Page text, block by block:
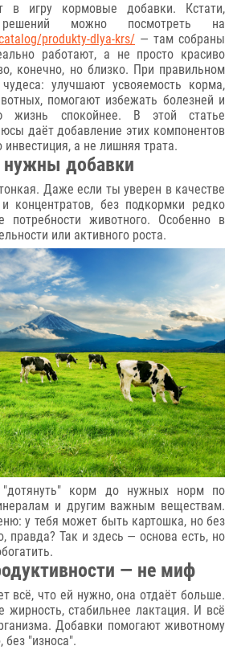
в игру кормовые добавки. Кстати,
можно посмотреть на
produkty-dlya-krs/ — там собраны
работают, а не просто красиво
конечно, но близко. При правильном
улучшают усвояемость корма,
помогают избежать болезней и
жизнь спокойнее. В этой статье
даёт добавление этих компонентов
инвестиция, а не лишняя трата.
добавки
Даже если ты уверен в качестве
концентратов, без подкормки редко
потребности животного. Особенно в
или активного роста.
"дотянуть" корм до нужных норм по
и другим важным веществам.
у тебя может быть картошка, но без
правда? Так и здесь — основа есть, но
— не миф
всё, что ей нужно, она отдаёт больше.
стабильнее лактация. И всё
Добавки помогают животному
без "износа".